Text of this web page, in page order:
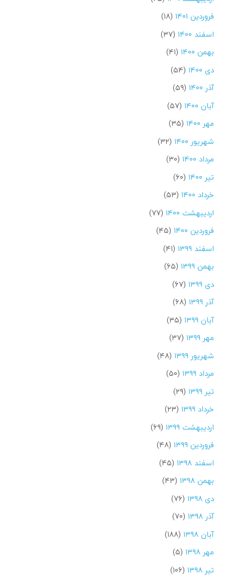
فروردین ۱۴۰۱
(۱۸)
اسفند ۱۴۰۰
(۳۷)
بهمن ۱۴۰۰
(۴۱)
دی ۱۴۰۰
(۵۴)
آذر ۱۴۰۰
(۵۹)
آبان ۱۴۰۰
(۵۷)
مهر ۱۴۰۰
(۳۵)
شهریور ۱۴۰۰
(۳۲)
مرداد ۱۴۰۰
(۳۰)
تیر ۱۴۰۰
(۶۰)
خرداد ۱۴۰۰
(۵۳)
اردیبهشت ۱۴۰۰
(۷۷)
فروردین ۱۴۰۰
(۴۵)
اسفند ۱۳۹۹
(۴۱)
بهمن ۱۳۹۹
(۶۵)
دی ۱۳۹۹
(۶۷)
آذر ۱۳۹۹
(۶۸)
آبان ۱۳۹۹
(۳۵)
مهر ۱۳۹۹
(۳۷)
شهریور ۱۳۹۹
(۴۸)
مرداد ۱۳۹۹
(۵۰)
تیر ۱۳۹۹
(۲۹)
خرداد ۱۳۹۹
(۲۳)
اردیبهشت ۱۳۹۹
(۶۹)
فروردین ۱۳۹۹
(۴۸)
اسفند ۱۳۹۸
(۴۵)
بهمن ۱۳۹۸
(۴۳)
دی ۱۳۹۸
(۷۶)
آذر ۱۳۹۸
(۷۰)
آبان ۱۳۹۸
(۱۸۸)
مهر ۱۳۹۸
(۵)
تیر ۱۳۹۸
(۱۰۶)